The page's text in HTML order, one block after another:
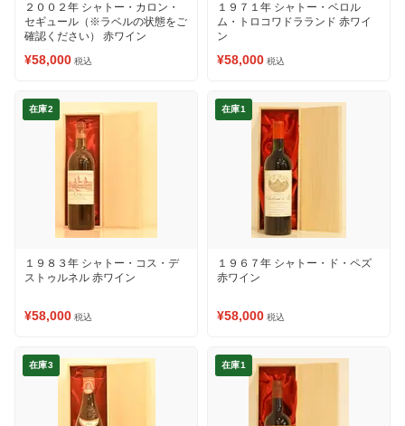
２００２年 シャトー・カロン・
セギュール（※ラベルの状態をご
確認ください） 赤ワイン
¥58,000 税込
１９７１年 シャトー・ベロル
ム・トロコワドラランド 赤ワイ
ン
¥58,000 税込
在庫2
１９８３年 シャトー・コス・デ
ストゥルネル 赤ワイン
¥58,000 税込
在庫1
１９６７年 シャトー・ド・ペズ
赤ワイン
¥58,000 税込
在庫3 在庫1